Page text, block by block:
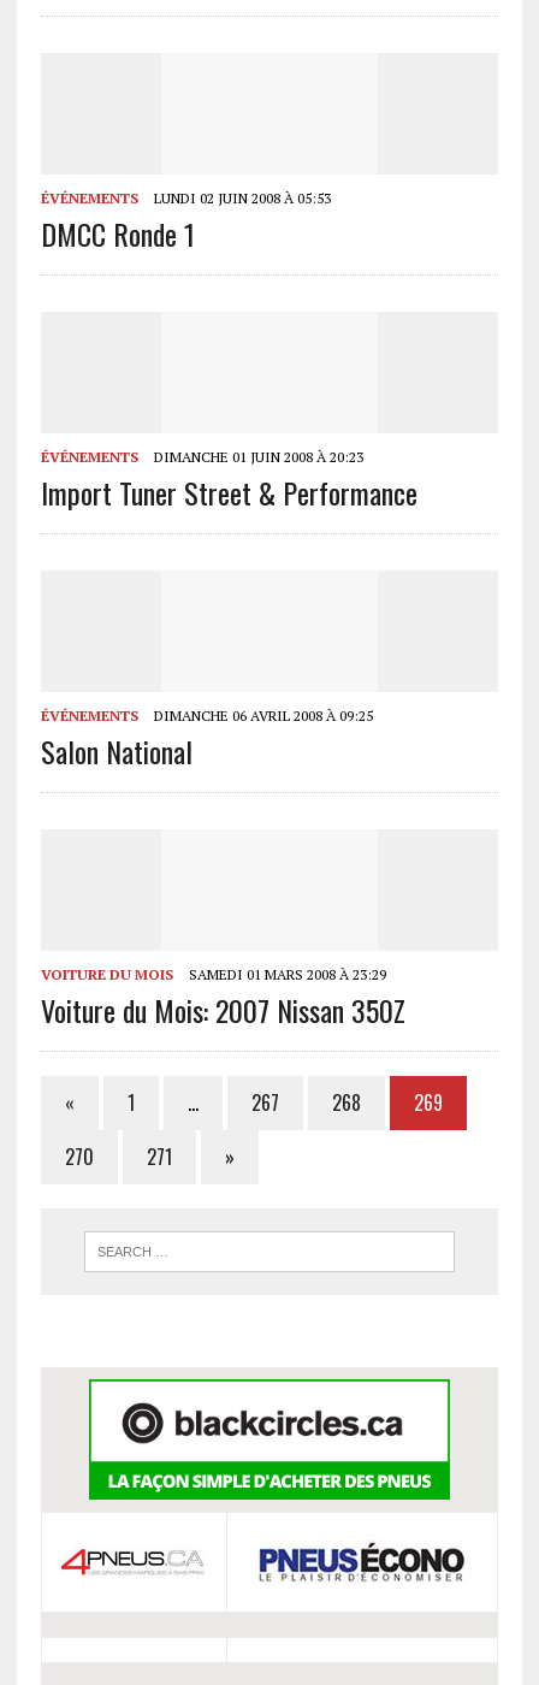
ÉVÉNEMENTS LUNDI 02 JUIN 2008 À 05:53
DMCC Ronde 1
ÉVÉNEMENTS DIMANCHE 01 JUIN 2008 À 20:23
Import Tuner Street & Performance
ÉVÉNEMENTS DIMANCHE 06 AVRIL 2008 À 09:25
Salon National
VOITURE DU MOIS SAMEDI 01 MARS 2008 À 23:29
Voiture du Mois: 2007 Nissan 350Z
« 1 … 267 268
269
270
271 »